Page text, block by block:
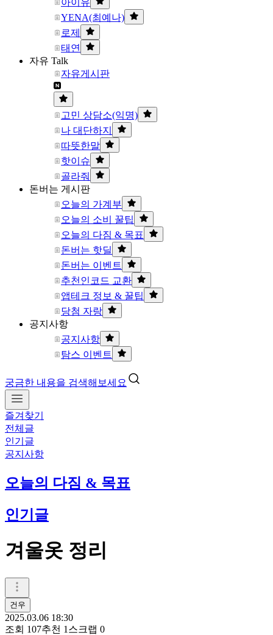
아이유
YENA(최예나)
로제
태연
자유 Talk
자유게시판
고민 상담소(익명)
나 대단하지
따뜻한말
핫이슈
골라줘
돈버는 게시판
오늘의 가계부
오늘의 소비 꿀팁
오늘의 다짐 & 목표
돈버는 핫딜
돈버는 이벤트
추천인코드 교환
앱테크 정보 & 꿀팁
당첨 자랑
공지사항
공지사항
탐스 이벤트
궁금한 내용을 검색해보세요
즐겨찾기
전체글
인기글
공지사항
오늘의 다짐 & 목표
인기글
겨울옷 정리
건우
2025.03.06 18:30
조회 107추천 1 스크랩 0